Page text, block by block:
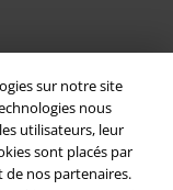
sur notre site
nous
utilisateurs, leur
sont placés par
nos partenaires.
et profitez de tous